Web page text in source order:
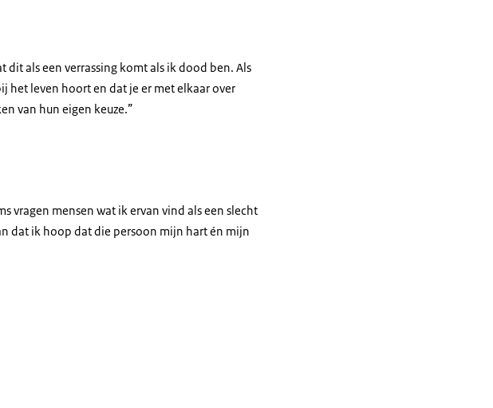
als een verrassing komt als ik dood ben. Als
het leven hoort en dat je er met elkaar over
van hun eigen keuze.”
vragen mensen wat ik ervan vind als een slecht
dat ik hoop dat die persoon mijn hart én mijn